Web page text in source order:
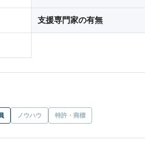
支援専門家の有無
ノウハウ 特許・商標